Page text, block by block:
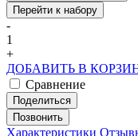
Перейти к набору
-
1
+
ДОБАВИТЬ В
Сравнение
Поделиться
Позвонить
Характеристики